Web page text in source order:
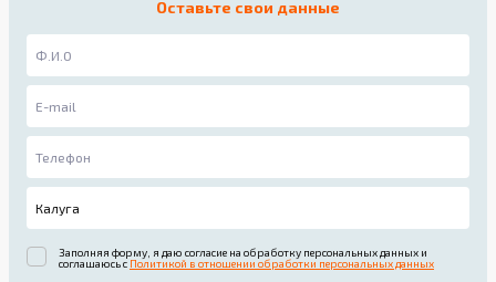
Оставьте свои данные
Заполняя форму, я даю согласие на обработку персональных данных и
соглашаюсь с Политикой в отношении обработки персональных данных